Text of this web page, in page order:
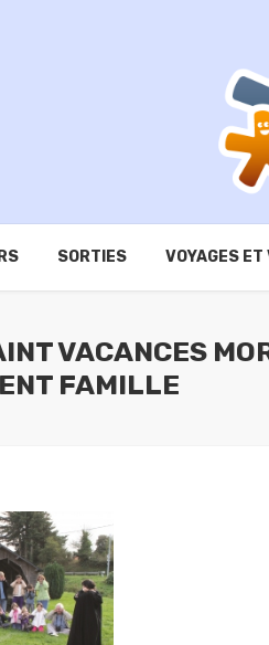
SORTIES VOYAGES ET
VACANCES
FAMILLE